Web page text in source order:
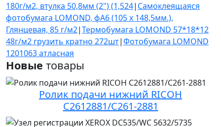
180г/м2, втулка 50,8мм (2") (1,524| Самоклеящаяся
фотобумага LOMOND, фА6 (105 х 148,5мм.),
Глянцевая, 85 г/м2|Термобумага LOMOND 57*18*12
48г/м2 грузить кратно 272шт|Фотобумага LOMOND
1201063 атласная
Новые товары
Ролик подачи нижний RICOH
C2612881/C261-2881